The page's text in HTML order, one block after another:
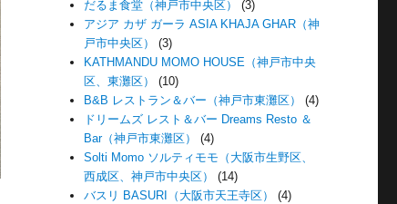
だるま食堂（神戸市中央区）
(3)
アジア カザ ガーラ ASIA KHAJA GHAR（神
戸市中央区）
(3)
KATHMANDU MOMO HOUSE（神戸市中央
区、東灘区）
(10)
B&B レストラン＆バー（神戸市東灘区）
(4)
ドリームズ レスト＆バー Dreams Resto ＆
Bar（神戸市東灘区）
(4)
Solti Momo ソルティモモ（大阪市生野区、
西成区、神戸市中央区）
(14)
バスリ BASURI（大阪市天王寺区）
(4)